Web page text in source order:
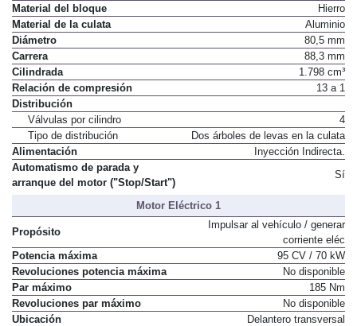
Material del bloque
Hierro
Material de la culata
Aluminio
Diámetro
80,5 mm
Carrera
88,3 mm
Cilindrada
1.798 cm³
Relación de compresión
13 a 1
Distribución
Válvulas por cilindro
4
Tipo de distribución
Dos árboles de levas en la culata
Alimentación
Inyección Indirecta.
Automatismo de parada y
arranque del motor ("Stop/Start")
Sí
Motor Eléctrico 1
Propósito
Impulsar al vehículo / generar
corriente eléc
Potencia máxima
95 CV / 70 kW
Revoluciones potencia máxima
No disponible
Par máximo
185 Nm
Revoluciones par máximo
No disponible
Ubicación
Delantero transversal